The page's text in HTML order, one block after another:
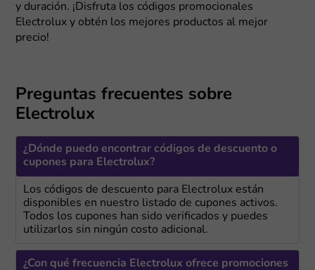
y duración. ¡Disfruta los códigos promocionales
Electrolux y obtén los mejores productos al mejor
precio!
Preguntas frecuentes sobre
Electrolux
¿Dónde puedo encontrar códigos de descuento o
cupones para Electrolux?
Los códigos de descuento para Electrolux están
disponibles en nuestro listado de cupones activos.
Todos los cupones han sido verificados y puedes
utilizarlos sin ningún costo adicional.
¿Con qué frecuencia Electrolux ofrece promociones